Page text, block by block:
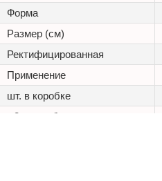
Форма
Размер (см)
Ректифицированная
Применение
шт. в коробке
м2 в коробке